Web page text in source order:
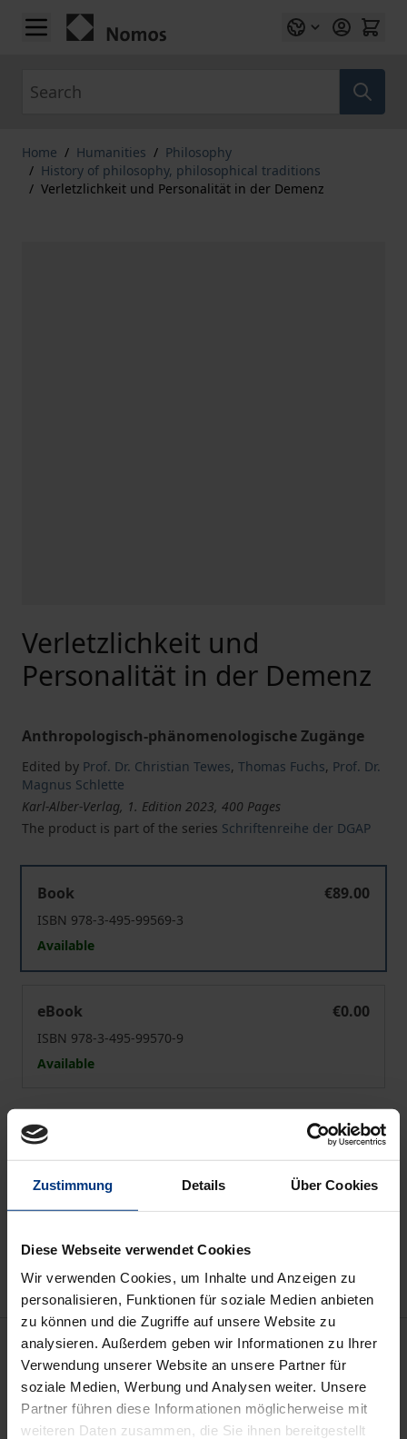
Zustimmung Details Über Cookies
Diese Webseite verwendet Cookies
Wir verwenden Cookies, um Inhalte und Anzeigen zu
personalisieren, Funktionen für soziale Medien anbieten
zu können und die Zugriffe auf unsere Website zu
analysieren. Außerdem geben wir Informationen zu Ihrer
Verwendung unserer Website an unsere Partner für
soziale Medien, Werbung und Analysen weiter. Unsere
Partner führen diese Informationen möglicherweise mit
weiteren Daten zusammen, die Sie ihnen bereitgestellt
Skip to Content
Home / Humanities / Philosophy
/ History of philosophy, philosophical traditions
/ Verletzlichkeit und Personalität in der Demenz
Verletzlichkeit und
Personalität in der Demenz
Anthropologisch-phänomenologische Zugänge
Edited by Prof. Dr. Christian Tewes, Thomas Fuchs, Prof. Dr.
Magnus Schlette
Karl-Alber-Verlag, 1. Edition 2023, 400 Pages
The product is part of the series Schriftenreihe der DGAP
Book
€89.00
ISBN 978-3-495-99569-3
Available
eBook
€0.00
ISBN 978-3-495-99570-9
Available
Prices include VAT. Depending on the delivery address, VAT
may vary at checkout.
Add to Cart
Delivery cost notice
Description
This book examines the relationship between
personhood and vulnerability in dementia from a